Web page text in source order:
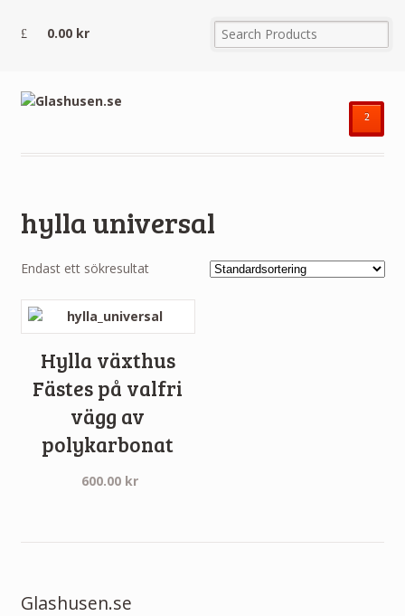
0.00 kr
²
hylla universal
Endast ett sökresultat
Hylla växthus
Fästes på valfri
vägg av
polykarbonat
600.00 kr
Glashusen.se